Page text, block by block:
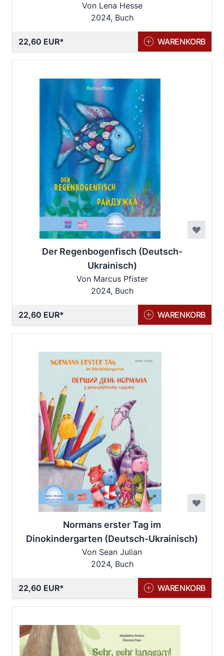
Von Lena Hesse
2024, Buch
22,60 EUR WARENKORB
Der Regenbogenfisch (Deutsch-
Ukrainisch)
Von Marcus Pfister
2024, Buch
22,60 EUR WARENKORB
Normans erster Tag im
Dinokindergarten (Deutsch-Ukrainisch)
Von Sean Julian
2024, Buch
22,60 EUR WARENKORB